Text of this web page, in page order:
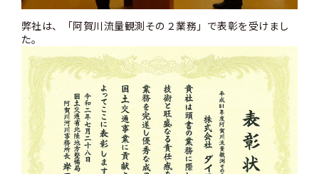
弊社は、「阿賀川流量観測その２業務」で表彰を受けまし
た。